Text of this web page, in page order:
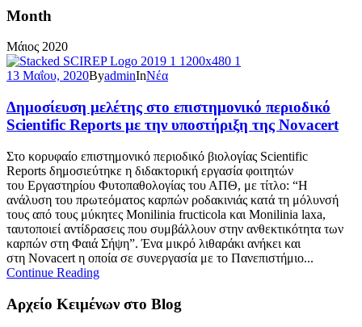
Month
Μάιος 2020
13 Μαΐου, 2020ByadminInΝέα
Δημοσίευση μελέτης στο επιστημονικό περιοδικό
Scientific Reports με την υποστήριξη της Novacert
Στο κορυφαίο επιστημονικό περιοδικό βιολογίας Scientific
Reports δημοσιεύτηκε η διδακτορική εργασία φοιτητών
του Εργαστηρίου Φυτοπαθολογίας του ΑΠΘ, με τίτλο: “Η
ανάλυση του πρωτεόματος καρπών ροδακινιάς κατά τη μόλυνσή
τους από τους μύκητες Monilinia fructicola και Monilinia laxa,
ταυτοποιεί αντίδρασεις που συμβάλλουν στην ανθεκτικότητα των
καρπών στη Φαιά Σήψη”. Ένα μικρό λιθαράκι ανήκει και
στη Novacert η οποία σε συνεργασία με το Πανεπιστήμιο...
Continue Reading
Αρχείο Κειμένων στο Blog